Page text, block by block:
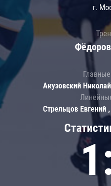
г.
Акузовский
Стрельцов Евгений